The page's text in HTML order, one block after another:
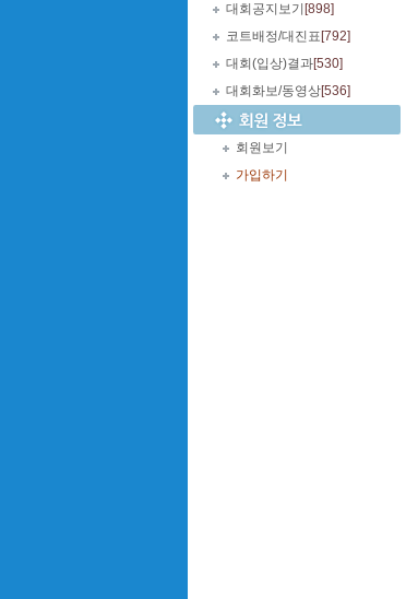
대회공지보기 [898]
코트배정/대진표 [792]
대회(입상)결과[530]
대회화보/동영상[536]
회원보기
가입하기